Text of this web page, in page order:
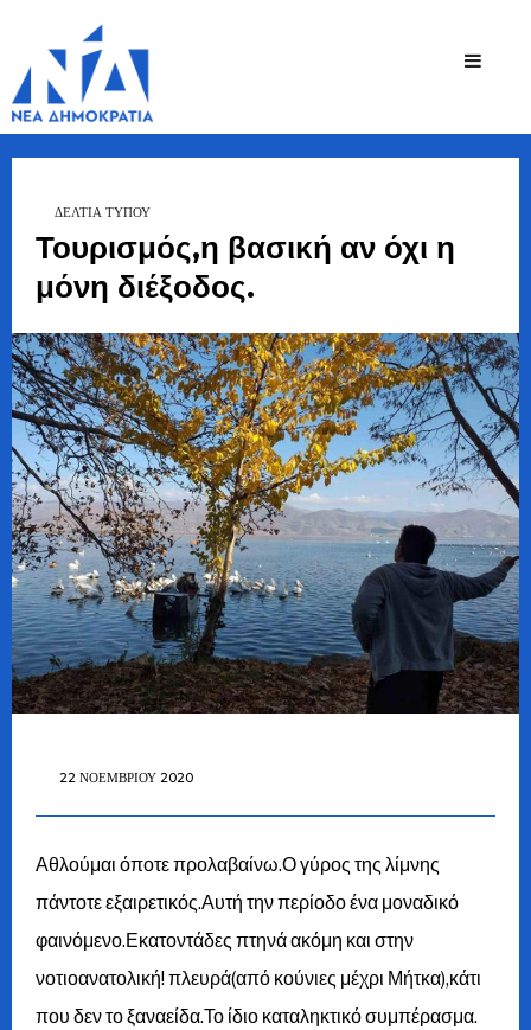
Ζήσης
Bουλευτής Ν.
Τουρισμός,η βασική αν όχι η
μόνη διέξοδος.
ΔΕΛΤΙΑ ΤΥΠΟΥ
22 ΝΟΕΜΒΡΊΟΥ 2020
Αθλούμαι όποτε προλαβαίνω.Ο γύρος της λίμνης
πάντοτε εξαιρετικός.Αυτή την περίοδο ένα μοναδικό
φαινόμενο.Εκατοντάδες πτηνά ακόμη και στην
νοτιοανατολική! πλευρά(από κούνιες μέχρι Μήτκα),κάτι
που δεν το ξαναείδα.Το ίδιο καταληκτικό συμπέρασμα.